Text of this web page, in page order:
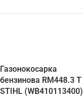
Газонокосарка
бензинова RM448.3 T
STIHL (WB410113400)